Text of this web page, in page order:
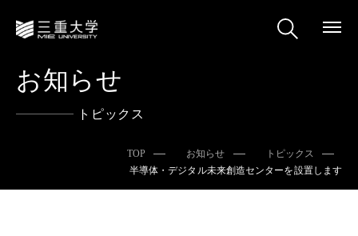
お知らせ
トピックス
TOP お知らせ
トピックス
半導体・デジタル未来創造センターを設置します